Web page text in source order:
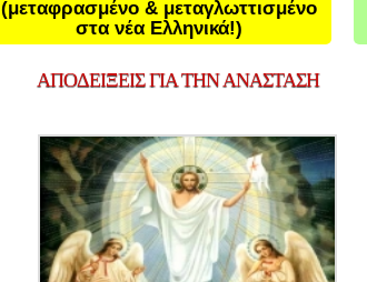
(μεταφρασμένο & μεταγλωττισμένο
στα νέα Ελληνικά!)
ΑΠΟΔΕΙΞΕΙΣΓΙΑ ΤΗΝ ΑΝΑΣΤΑΣΗ